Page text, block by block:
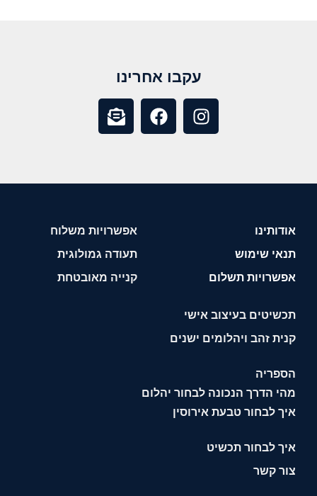
עקבו אחרינו
אודותינו
תנאי שימוש
אפשרויות תשלום
אפשרויות משלוח
תעודה גמולוגית
קנייה מאובטחת
תכשיטים בעיצוב אישי
קנית זהב ויהלומים ישנים
הספריה
מהי הדרך הנכונה לבחור יהלום
איך לבחור טבעת אירוסין
איך לבחור תכשיט
צור קשר